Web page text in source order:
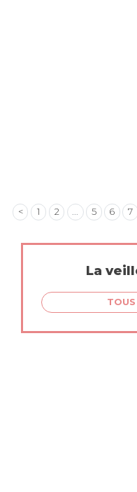
< 1 2 ... 5 6 7
La